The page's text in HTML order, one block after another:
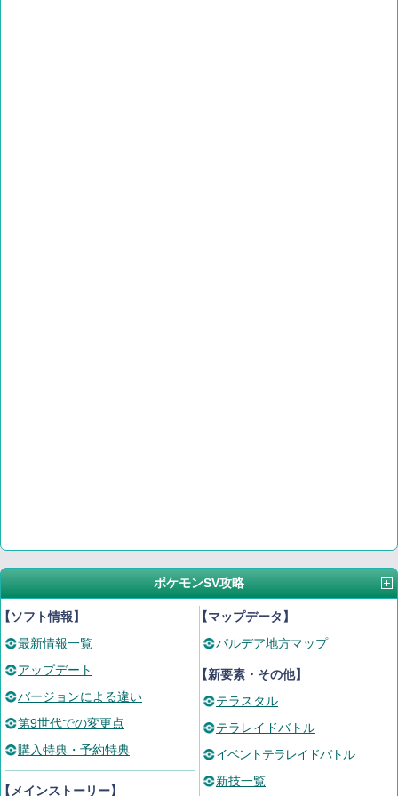
ポケモンSV攻略
ソフト情報】
最新情報一覧
アップデート
バージョンによる違い
第9世代での変更点
購入特典・予約特典
メインストーリー】
【マップデータ】
パルデア地方マップ
【新要素・その他】
テラスタル
テラレイドバトル
イベントテラレイドバトル
新技一覧